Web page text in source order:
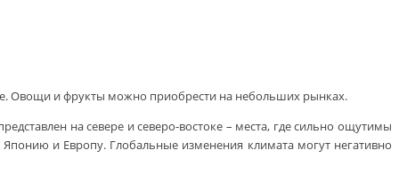
Овощи и фрукты можно приобрести на небольших рынках.
на севере и северо-востоке – места, где сильно ощутимы
и Европу. Глобальные изменения климата могут негативно